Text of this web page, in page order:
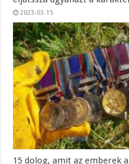
2023-03-15
15 dolog, amit az emberek